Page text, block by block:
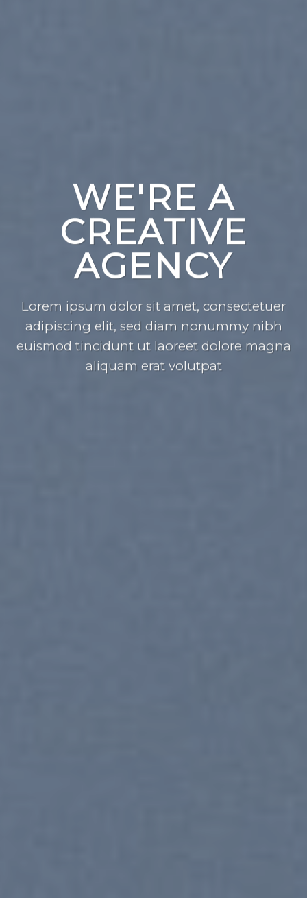
WE'RE A
CREATIVE
AGENCY
Lorem ipsum dolor sit amet, consectetuer
adipiscing elit, sed diam nonummy nibh
euismod tincidunt ut laoreet dolore magna
aliquam erat volutpat